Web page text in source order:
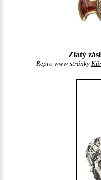
Zlatý
Repro www stránky